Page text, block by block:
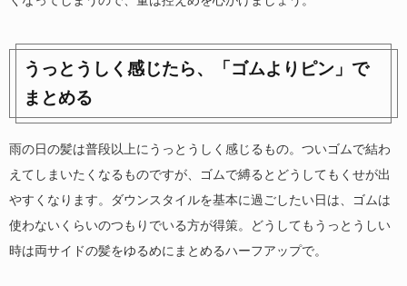
うっとうしく感じたら、「ゴムよりピン」で
まとめる
雨の日の髪は普段以上にうっとうしく感じるもの。ついゴムで結わ
えてしまいたくなるものですが、ゴムで縛るとどうしてもくせが出
やすくなります。ダウンスタイルを基本に過ごしたい日は、ゴムは
使わないくらいのつもりでいる方が得策。どうしてもうっとうしい
時は両サイドの髪をゆるめにまとめるハーフアップで。